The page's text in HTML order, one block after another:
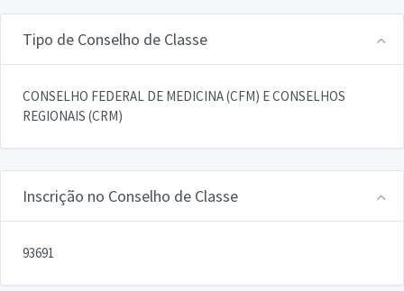
Tipo de Conselho de Classe
CONSELHO FEDERAL DE MEDICINA (CFM) E CONSELHOS
REGIONAIS (CRM)
Inscrição no Conselho de Classe
93691